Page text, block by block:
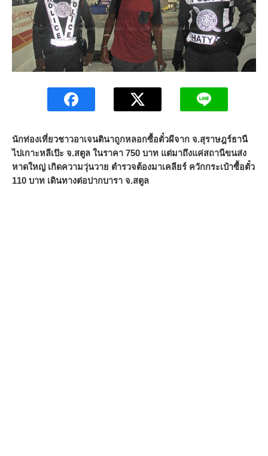
นักท่องเที่ยวชาวอาเจนตินาถูกหลอกซื้อตั๋วผีจาก จ.สุราษฎร์ธานี
ไปเกาะหลีเป๊ะ จ.สตูล ในราคา 750 บาท แต่มาถึงแค่สถานีขนส่ง
หาดใหญ่ เกิดความวุ่นวาย ตำรวจต้องมาเคลียร์ ควักกระเป๋าซื้อตั๋ว
110 บาท เดินทางต่อปากบารา จ.สตูล